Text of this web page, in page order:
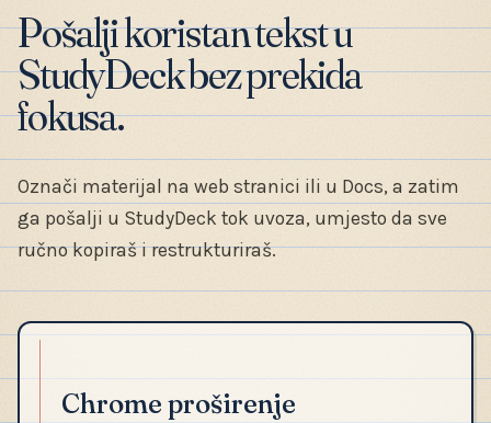
Pošalji koristan tekst u
StudyDeck bez prekida
fokusa.
Označi materijal na web stranici ili u Docs, a zatim
ga pošalji u StudyDeck tok uvoza, umjesto da sve
ručno kopiraš i restrukturiraš.
Chrome proširenje